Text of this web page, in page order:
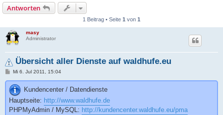
Antworten
1 Beitrag • Seite 1 von 1
masy
Administrator
Übersicht aller Dienste auf waldhufe.eu
B
i
t
r
a
g
Mi 6. Jul 2011, 15:04
Kundencenter / Datendienste
Hauptseite: http://www.waldhufe.de
PHPMyAdmin / MySQL: http://kundencenter.waldhufe.eu/pma